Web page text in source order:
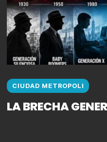
CIUDAD METROPOLI
LA BRECHA